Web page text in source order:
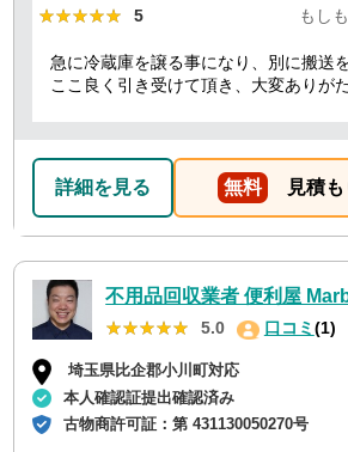
★★★★★
★★★★★ 5 もし
急に冷蔵庫を譲る事になり、別に搬送
ここ良く引き受けて頂き、大変ありが
詳細を見る 無料 見積も
不用品回収業者 便利屋
★★★★★
★★★★★ 5.0 口コミ(1)
埼玉県比企郡小川町対応
本人確認証提出確認済み
古物商許可証：第 431130050270号